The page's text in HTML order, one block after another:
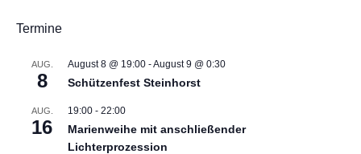
Termine
AUG.
8
August 8 @ 19:00 -August 9 @ 0:30
Schützenfest Steinhorst
AUG.
16
19:00 - 22:00
Marienweihe mit anschließender
Lichterprozession